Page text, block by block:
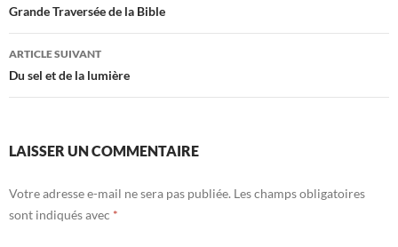
Navigation
des
articles
Grande Traversée de la Bible
ARTICLE SUIVANT
Du sel et de la lumière
LAISSER UN COMMENTAIRE
Votre adresse e-mail ne sera pas publiée. Les champs obligatoires
sont indiqués avec *